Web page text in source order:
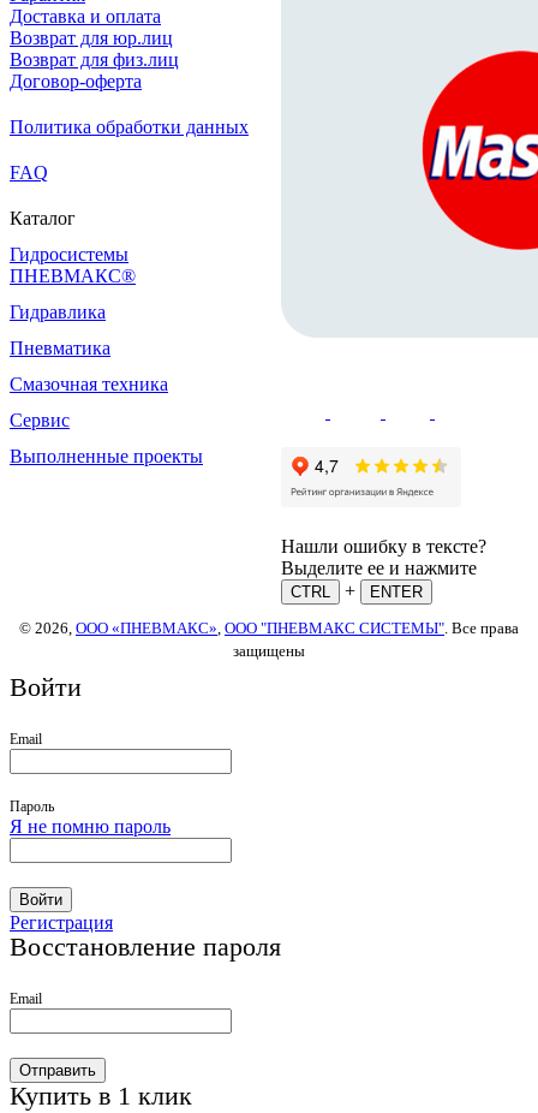
Доставка и оплата
Возврат для юр.лиц
Возврат для физ.лиц
Договор-оферта
Политика обработки данных
FAQ
Каталог
Гидросистемы
ПНЕВМАКС®
Гидравлика
Пневматика
Смазочная техника
Сервис
Выполненные проекты
Нашли ошибку в тексте?
Выделите ее и нажмите
CTRL +
ENTER
© 2026, ООО «ПНЕВМАКС», ООО "ПНЕВМАКС СИСТЕМЫ". Все права
защищены
Войти
Email
Пароль
Я не помню пароль
Войти
Регистрация
Восстановление пароля
Email
Отправить
Купить в 1 клик